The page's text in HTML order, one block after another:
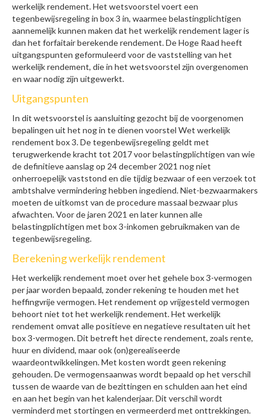
werkelijk rendement. Het wetsvoorstel voert een
tegenbewijsregeling in box 3 in, waarmee belastingplichtigen
aannemelijk kunnen maken dat het werkelijk rendement lager is
dan het forfaitair berekende rendement. De Hoge Raad heeft
uitgangspunten geformuleerd voor de vaststelling van het
werkelijk rendement, die in het wetsvoorstel zijn overgenomen
en waar nodig zijn uitgewerkt.
Uitgangspunten
In dit wetsvoorstel is aansluiting gezocht bij de voorgenomen
bepalingen uit het nog in te dienen voorstel Wet werkelijk
rendement box 3. De tegenbewijsregeling geldt met
terugwerkende kracht tot 2017 voor belastingplichtigen van wie
de definitieve aanslag op 24 december 2021 nog niet
onherroepelijk vaststond en die tijdig bezwaar of een verzoek tot
ambtshalve vermindering hebben ingediend. Niet-bezwaarmakers
moeten de uitkomst van de procedure massaal bezwaar plus
afwachten. Voor de jaren 2021 en later kunnen alle
belastingplichtigen met box 3-inkomen gebruikmaken van de
tegenbewijsregeling.
Berekening werkelijk rendement
Het werkelijk rendement moet over het gehele box 3-vermogen
per jaar worden bepaald, zonder rekening te houden met het
heffingvrije vermogen. Het rendement op vrijgesteld vermogen
behoort niet tot het werkelijk rendement. Het werkelijk
rendement omvat alle positieve en negatieve resultaten uit het
box 3-vermogen. Dit betreft het directe rendement, zoals rente,
huur en dividend, maar ook (on)gerealiseerde
waardeontwikkelingen. Met kosten wordt geen rekening
gehouden. De vermogensaanwas wordt bepaald op het verschil
tussen de waarde van de bezittingen en schulden aan het eind
en aan het begin van het kalenderjaar. Dit verschil wordt
verminderd met stortingen en vermeerderd met onttrekkingen.